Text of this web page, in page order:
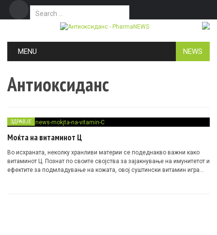
Search for:
MENU NEWS
Антиоксиданс
ЗДРАВЈЕ
Моќта на витаминот Ц
Во исхраната, неколку хранливи материи се подеднакво важни како
витаминот Ц. Познат по своите својства за зајакнување на имунитетот и
ефектите за подмладување на кожата, овој суштински витамин игра